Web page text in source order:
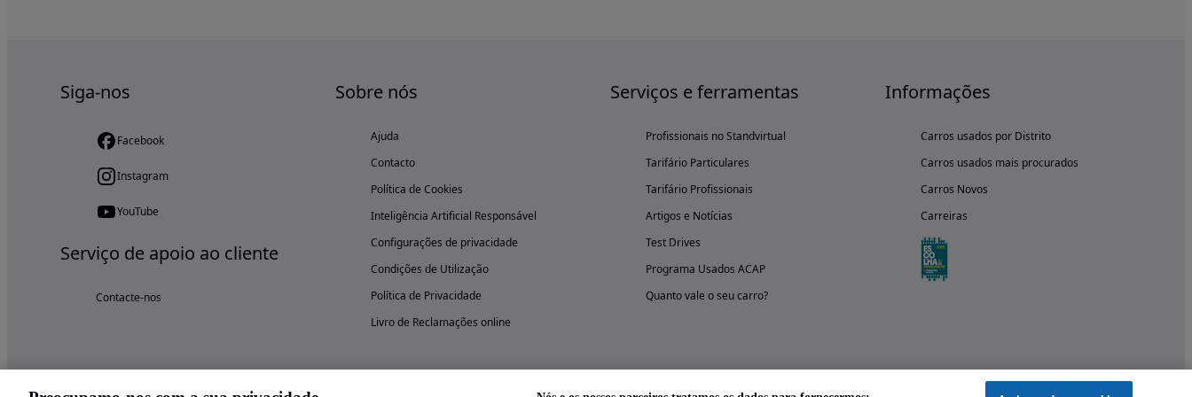
Siga-nos
Facebook
Instagram
YouTube
Serviço de apoio ao cliente
Contacte-nos
Sobre nós
Ajuda
Contacto
Política de Cookies
Inteligência Artificial Responsável
Configurações de privacidade
Condições de Utilização
Política de Privacidade
Livro de Reclamações online
Serviços e ferramentas
Profissionais no Standvirtual
Tarifário Particulares
Tarifário Profissionais
Artigos e Notícias
Test Drives
Programa Usados ACAP
Quanto vale o seu carro?
Informações
Carros usados por Distrito
Carros usados mais procurados
Carros Novos
Carreiras